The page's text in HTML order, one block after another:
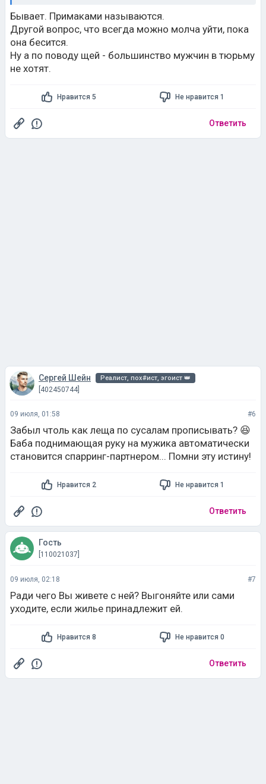
Бывает. Примаками называются.
Другой вопрос, что всегда можно молча уйти, пока
она бесится.
Ну а по поводу щей - большинство мужчин в тюрьму
не хотят.
Нравится 5 Не нравится 1
Ответить
Сергей Шейн Реалист, пох#ист, эгоист 👑
[402450744]
09 июля, 01:58 #6
Забыл чтоль как леща по сусалам прописывать? 😆
Баба поднимающая руку на мужика автоматически
становится спарринг-партнером... Помни эту истину!
Нравится 2 Не нравится 1
Ответить
Гость
[110021037]
09 июля, 02:18 #7
Ради чего Вы живете с ней? Выгоняйте или сами
уходите, если жилье принадлежит ей.
Нравится 8 Не нравится 0
Ответить